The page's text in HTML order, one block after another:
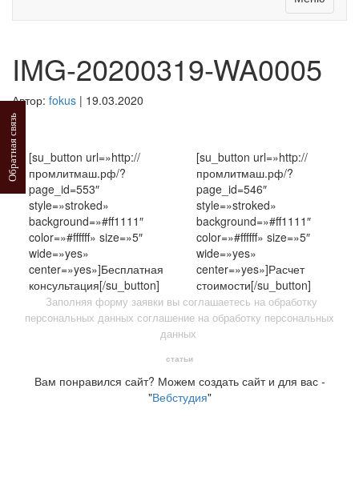
Обратная связь
IMG-20200319-WA0005
Автор: fokus | 19.03.2020
[su_button url=»http://
промлитмаш.рф/?
page_id=553″
style=»stroked»
background=»#ff1111″
color=»#ffffff» size=»5″
wide=»yes»
center=»yes»]Бесплатная
консультация[/su_button]
[su_button url=»http://
промлитмаш.рф/?
page_id=546″
style=»stroked»
background=»#ff1111″
color=»#ffffff» size=»5″
wide=»yes»
center=»yes»]Расчет
стоимости[/su_button]
Заполняя форму заявки вы соглашаетесь на обработку
персональных данных соглашение на обработку персональных
данных
статьи
Вам понравился сайт? Можем создать сайт и для вас -
"Вебстудия"